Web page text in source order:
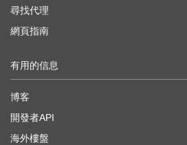
尋找代理
網頁指南
有用的信息
博客
開發者API
海外樓盤